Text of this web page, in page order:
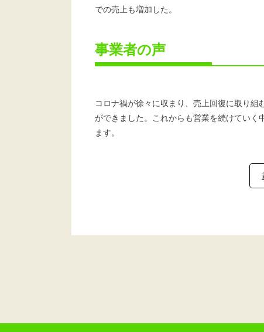
での売上も増加した。
事業者の声
コロナ禍が徐々に収まり、売上回復に取り
ができました。これからも営業を続けてい
ます。